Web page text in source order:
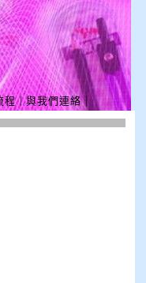
程｜與我們連絡｜